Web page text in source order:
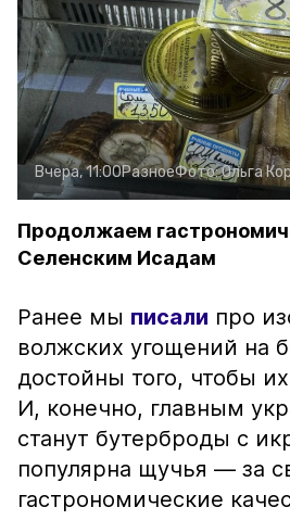
Вчера, 11:00РазноеФото:Ольга
Продолжаем
Селенским Исадам
Ранее мы писали про
волжских угощений на
достойны того, чтобы
И, конечно, главным
станут бутерброды с
популярна щучья — за
гастрономические